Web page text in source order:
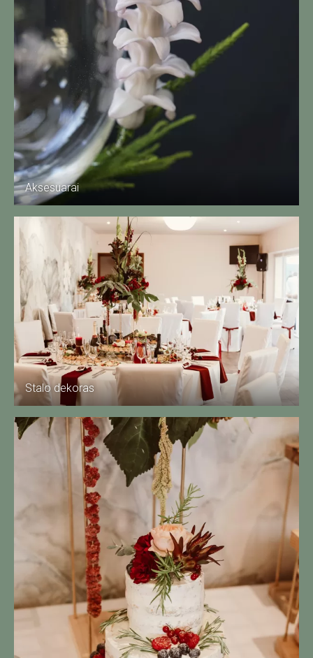
Aksesuarai
Stalo dekoras